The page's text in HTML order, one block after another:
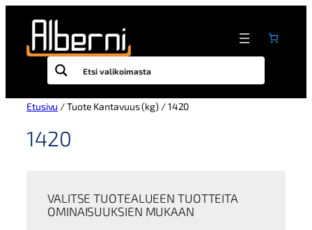
sisältöön
Etusivu / Tuote Kantavuus (kg) / 1420
1420
VALITSE TUOTEALUEEN TUOTTEITA
OMINAISUUKSIEN MUKAAN